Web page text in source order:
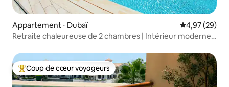
Appartement ⋅ Dubaï Évaluation
4,97 (29)
Retraite chaleureuse de 2 chambres | Intérieur moderne
Coups de cœur voyageurs les plus appréciés
Coup de cœur voyageurs